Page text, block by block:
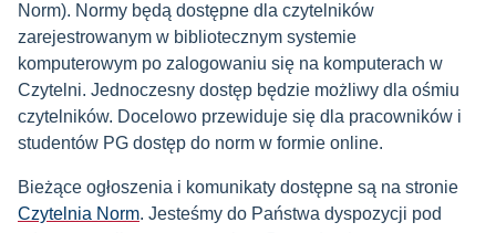
Norm). Normy będą dostępne dla czytelników
zarejestrowanym w bibliotecznym systemie
komputerowym po zalogowaniu się na komputerach w
Czytelni. Jednoczesny dostęp będzie możliwy dla ośmiu
czytelników. Docelowo przewiduje się dla pracowników i
studentów PG dostęp do norm w formie online.
Bieżące ogłoszenia i komunikaty dostępne są na stronie
Czytelnia Norm. Jesteśmy do Państwa dyspozycji pod